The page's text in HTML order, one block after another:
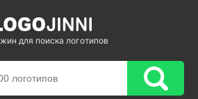
для поиска логотипов